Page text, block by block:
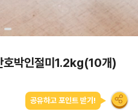
호박인절미1.2kg(10개)
공유하고 포인트 받기!